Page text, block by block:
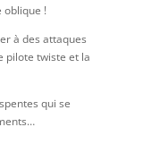
oblique !
à des attaques
pilote twiste et la
qui se